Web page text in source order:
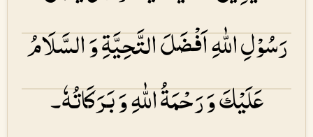
رَسُوْلِ اللّٰهِ اَفْضَلَ التَّحِیَّۃِ وَ السَّلَامُ
عَلَیْكَ وَ رَحْمَۃُ اللّٰهِ وَ بَرَكَاتُهٗ۔